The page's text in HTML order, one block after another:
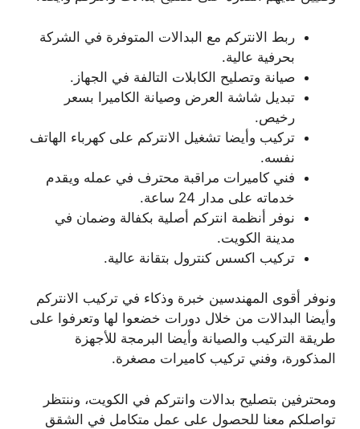
ربط الانتركم مع البدالات المتوفرة في الشركة
بحرفية عالية.
صيانة وتصليح الكابلات التالفة في الجهاز.
تبديل شاشة العرض وصيانة الكاميرا بسعر
رخيص.
تركيب وأيضا تشغيل الانتركم على كهرباء الهاتف
نفسه.
فني كاميرات مراقبة محترف في عمله ويقدم
خدماته على مدار 24 ساعة.
نوفر أنظمة انتركم أصلية بكفالة وضمان في
مدينة الكويت.
تركيب اكسس كنترول بتقانة عالية.
ونوفر أقوى المهندسين خبرة وذكاء في تركيب الانتركم
وأيضا البدالات من خلال دورات خضعوا لها وتعرفوا على
طريقة التركيب والصيانة وأيضا البرمجة للأجهزة
المذكورة، وفني تركيب كاميرات مصغرة.
ومحترفين بتصليح بدالات وانتركم في الكويت، وننتظر
تواصلكم معنا للحصول على عمل متكامل في الشقق